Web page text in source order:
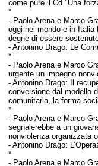
come pure il Cd "Una
*
- Paolo Arena e Marco
oggi nel mondo e in
degne di essere
- Antonino Drago: Le
*
- Paolo Arena e Marco
urgente un impegno
- Antonino Drago: Il
conversione dal modello
comunitaria, la forma
*
- Paolo Arena e Marco
segnalerebbe a un
nonviolenza organizzata
- Antonino Drago:
*
- Paolo Arena e Marco